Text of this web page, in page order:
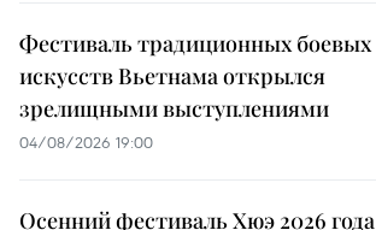
Фестиваль традиционных боевых
искусств Вьетнама открылся
зрелищными выступлениями
04/08/2026 19:00
Осенний фестиваль Хюэ 2026 года